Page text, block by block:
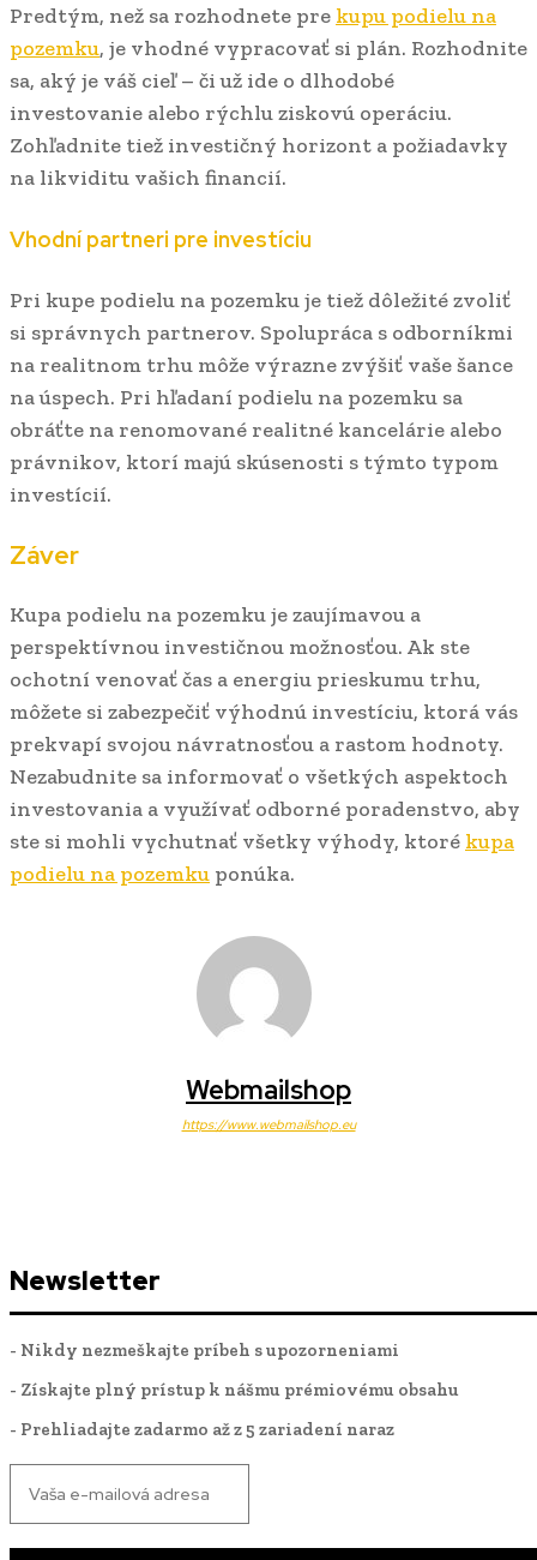
Predtým, než sa rozhodnete pre kupu podielu na
pozemku, je vhodné vypracovať si plán. Rozhodnite
sa, aký je váš cieľ – či už ide o dlhodobé
investovanie alebo rýchlu ziskovú operáciu.
Zohľadnite tiež investičný horizont a požiadavky
na likviditu vašich financií.
Vhodní partneri pre investíciu
Pri kupe podielu na pozemku je tiež dôležité zvoliť
si správnych partnerov. Spolupráca s odborníkmi
na realitnom trhu môže výrazne zvýšiť vaše šance
na úspech. Pri hľadaní podielu na pozemku sa
obráťte na renomované realitné kancelárie alebo
právnikov, ktorí majú skúsenosti s týmto typom
investícií.
Záver
Kupa podielu na pozemku je zaujímavou a
perspektívnou investičnou možnosťou. Ak ste
ochotní venovať čas a energiu prieskumu trhu,
môžete si zabezpečiť výhodnú investíciu, ktorá vás
prekvapí svojou návratnosťou a rastom hodnoty.
Nezabudnite sa informovať o všetkých aspektoch
investovania a využívať odborné poradenstvo, aby
ste si mohli vychutnať všetky výhody, ktoré kupa
podielu na pozemku ponúka.
Webmailshop
https://www.webmailshop.eu
Newsletter
- Nikdy nezmeškajte príbeh s upozorneniami
- Získajte plný prístup k nášmu prémiovému obsahu
- Prehliadajte zadarmo až z 5 zariadení naraz